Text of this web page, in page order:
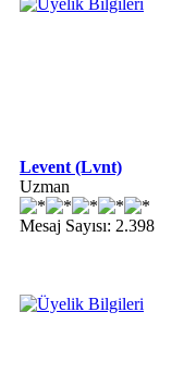
Levent (Lvnt)
Uzman
Mesaj Sayısı: 2.398